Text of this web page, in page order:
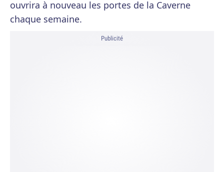
ouvrira à nouveau les portes de la Caverne
chaque semaine.
Publicité